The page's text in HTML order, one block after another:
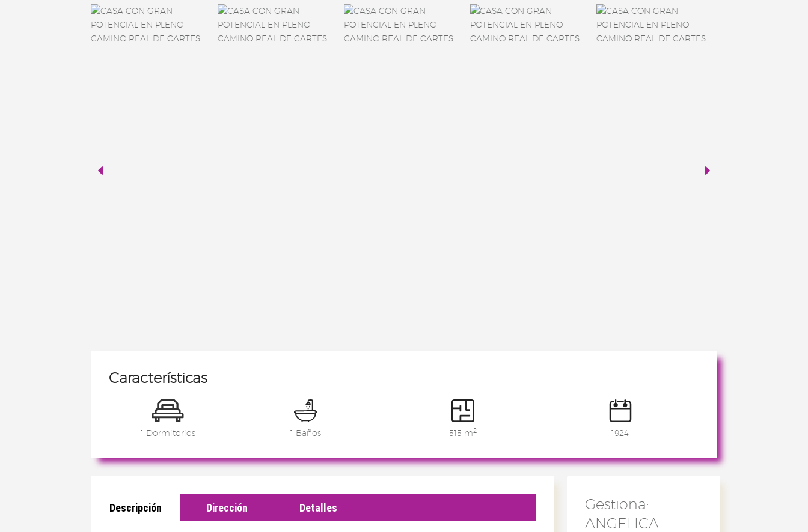
Características
1 Dormitorios 1 Baños 515 m2 1924
Descripción Dirección Detalles
Gestiona:
ANGELICA